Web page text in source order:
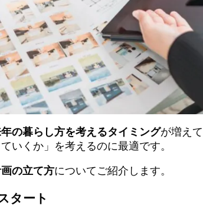
の暮らし方を考えるタイミングが増え
いくか」を考えるのに最適です。
の立て方についてご紹介します。
タート